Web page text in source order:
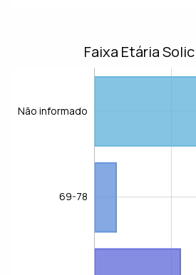
Faixa Etária
Não informado
69-78